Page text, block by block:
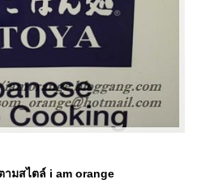
ามสไตล์ i am orange